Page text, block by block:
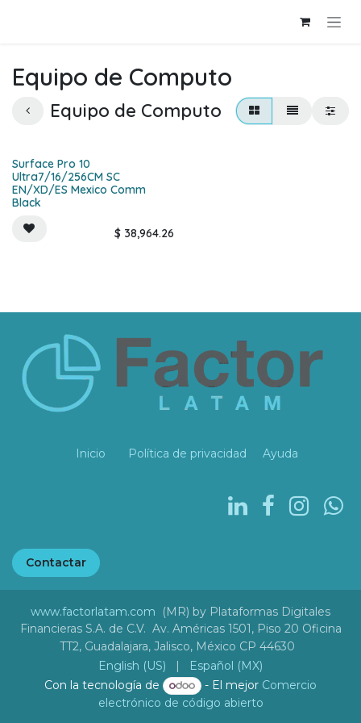
Equipo de Computo
Equipo de Computo
Surface Pro 10
Ultra7/16/256CM SC
EN/XD/ES Mexico Comm
Black
$ 38,964.26
Inicio Política de privacidad Ayuda
Contactar
www.factorlatam.com (MR) by Plataformas Digitales
Financieras S.A. de C.V. Av. Américas 1501, Piso 20 Oficina
TT2, Guadalajara, Jalisco, México CP 44630
English (US)
|
Español (MX)
Con la tecnología de
- El mejor Comercio
electrónico de código abierto